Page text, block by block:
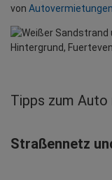
von
Tipps zum
Straßennetz